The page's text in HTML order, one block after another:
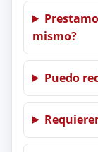
mismo?
Puedo